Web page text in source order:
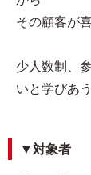
その顧客が
少人数制、
いと学びあ
▼対象者